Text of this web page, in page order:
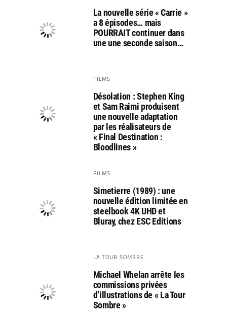
La nouvelle série « Carrie »
a 8 épisodes… mais
POURRAIT continuer dans
une une seconde saison…
FILMS
Désolation : Stephen King
et Sam Raimi produisent
une nouvelle adaptation
par les réalisateurs de
« Final Destination :
Bloodlines »
FILMS
Simetierre (1989) : une
nouvelle édition limitée en
steelbook 4K UHD et
Bluray, chez ESC Editions
LA TOUR SOMBRE
Michael Whelan arrête les
commissions privées
d’illustrations de « La Tour
Sombre »